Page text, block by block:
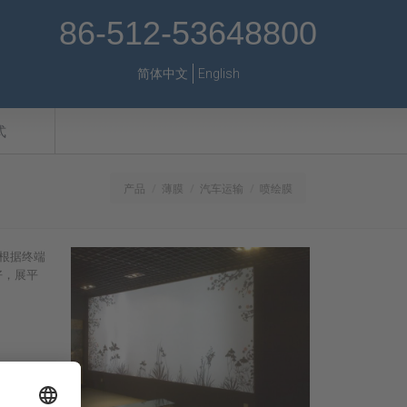
86-512-53648800
简体中文 English
产品 薄膜 汽车运输 喷绘膜
据终端
展平